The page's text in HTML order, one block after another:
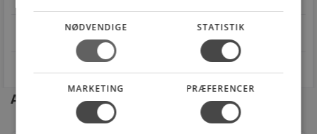
4.1 på Trustpilot 11,691 anmeldelser
Andre kunder købte også
NØDVENDIGE STATISTIK
MARKETING PRÆFERENCER